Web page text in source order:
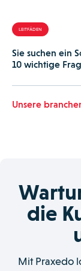
LEITFÄDEN
Sie suchen ein
10 wichtige
Unsere
die
Mit Praxedo